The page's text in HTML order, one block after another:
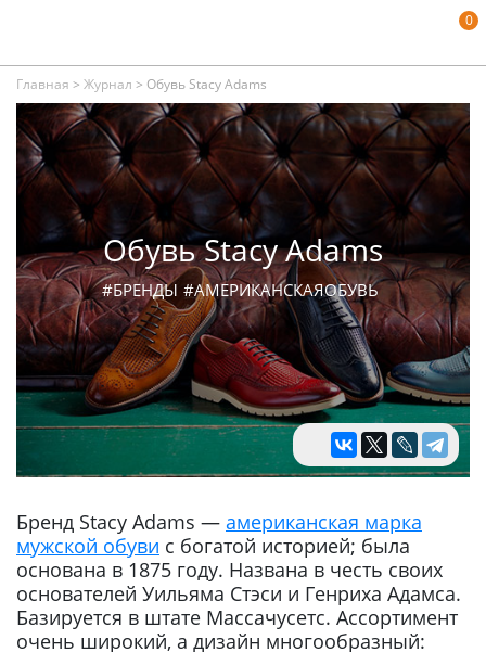
0
Главная > Журнал > Обувь Stacy Adams
Обувь Stacy Adams
#БРЕНДЫ #АМЕРИКАНСКАЯОБУВЬ
Бренд Stacy Adams — американская марка
мужской обуви с богатой историей; была
основана в 1875 году. Названа в честь своих
основателей Уильяма Стэси и Генриха Адамса.
Базируется в штате Массачусетс. Ассортимент
очень широкий, а дизайн многообразный: